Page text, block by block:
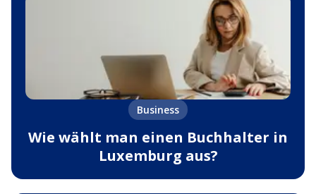
Business
Wie wählt man einen Buchhalter in
Luxemburg aus?